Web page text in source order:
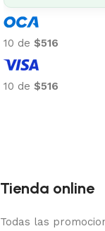
10 de $516
10 de $516
Tienda online
Todas las